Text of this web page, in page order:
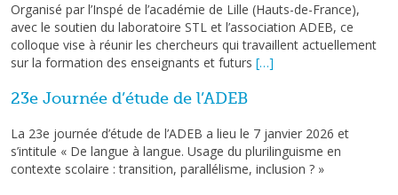
Organisé par l’Inspé de l’académie de Lille (Hauts-de-France),
avec le soutien du laboratoire STL et l’association ADEB, ce
colloque vise à réunir les chercheurs qui travaillent actuellement
sur la formation des enseignants et futurs […]
23e Journée d’étude de l’ADEB
La 23e journée d’étude de l’ADEB a lieu le 7 janvier 2026 et
s’intitule « De langue à langue. Usage du plurilinguisme en
contexte scolaire : transition, parallélisme, inclusion ? »